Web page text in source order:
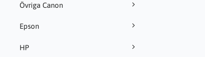
Övriga Canon
Epson
HP